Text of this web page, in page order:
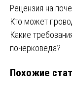
Навигация
по
записям
Рецензия на
Кто может
Какие
почерковеда?
Похожие